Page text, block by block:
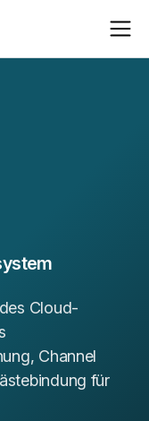
öffnen
Cloud-
Channel
für